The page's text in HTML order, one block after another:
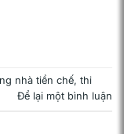
nhà tiền chế, thi
Để lại một bình luận